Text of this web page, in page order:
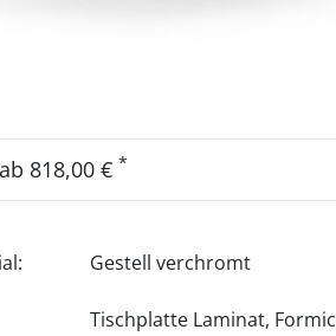
818,00 € *
Gestell verchromt
Tischplatte Laminat,